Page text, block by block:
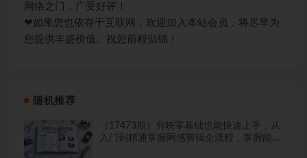
网络之门，广受好评！
❤如果您也依存于互联网，欢迎加入本站会员，将尽早为
您提供丰盛价值。祝您前程似锦！
随机推荐
（17473期）剪映零基础也能快速上手，从
入门到精通掌握网感剪辑全流程，掌握能直